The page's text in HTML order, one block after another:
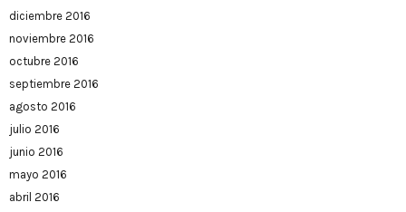
diciembre 2016
noviembre 2016
octubre 2016
septiembre 2016
agosto 2016
julio 2016
junio 2016
mayo 2016
abril 2016